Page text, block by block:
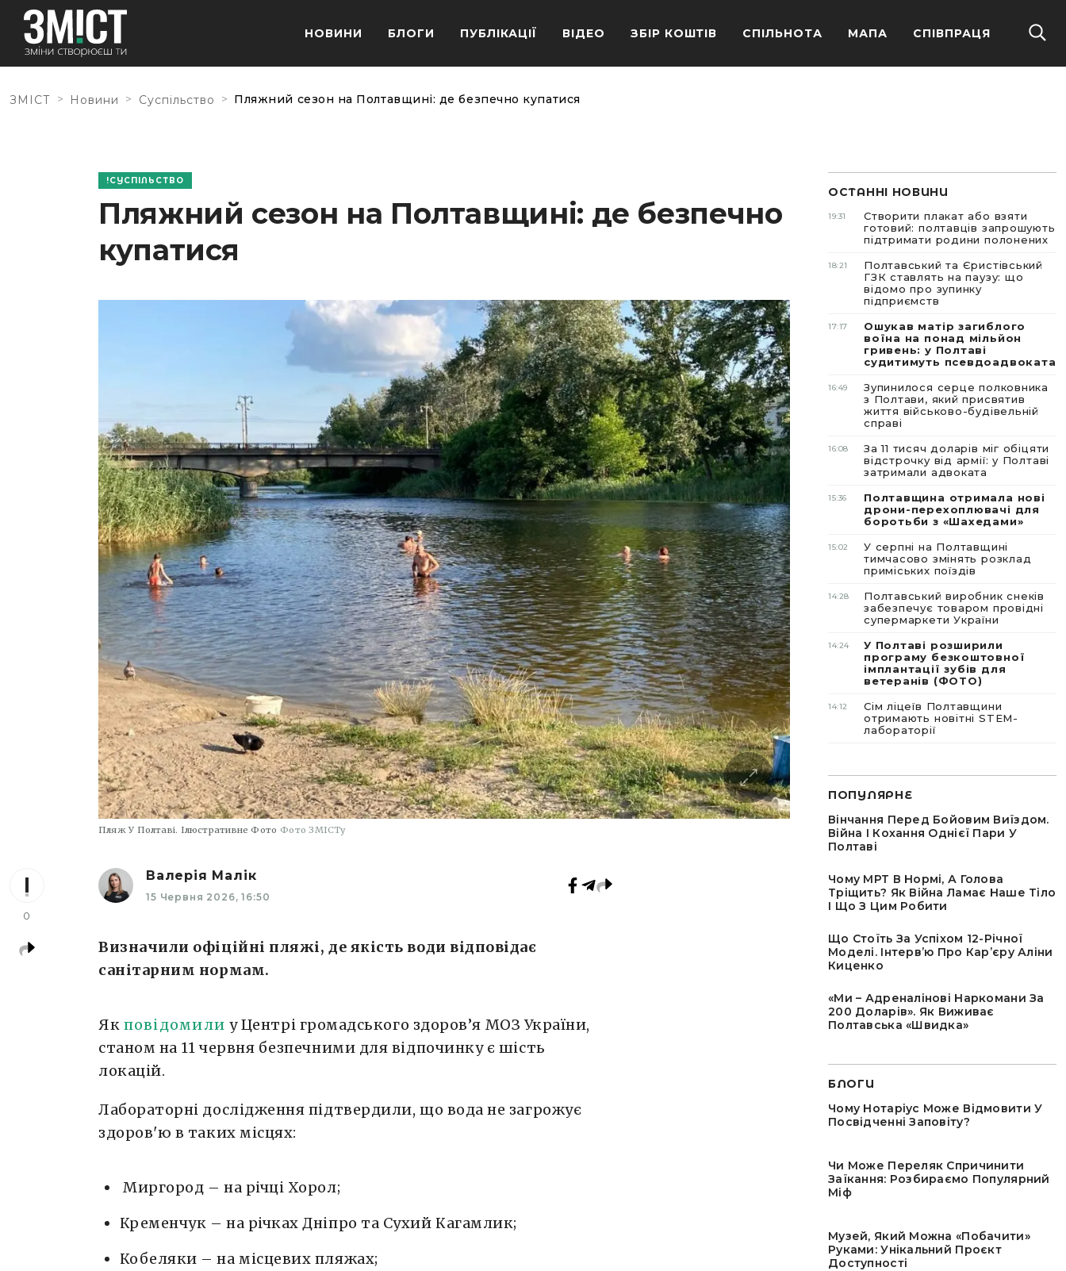
НОВИНИ БЛОГИ ПУБЛІКАЦІЇ ВІДЕО ЗБІР КОШТІВ СПІЛЬНОТА МАПА СПІВПРАЦЯ
ЗМІСТ > Новини > Суспільство > Пляжний сезон на Полтавщині: де безпечно купатися
СУСПІЛЬСТВО
Пляжний сезон на Полтавщині: де безпечно
купатися
Пляж У Полтаві. Ілюстративне Фото Фото ЗМІСТу
0
Валерія Малік
15 Червня 2026, 16:50
Визначили офіційні пляжі, де якість води відповідає
санітарним нормам.
Як повідомили у Центрі громадського здоров’я МОЗ України,
станом на 11 червня безпечними для відпочинку є шість
локацій.
Лабораторні дослідження підтвердили, що вода не загрожує
здоров'ю в таких місцях:
Миргород – на річці Хорол;
Кременчук – на річках Дніпро та Сухий Кагамлик;
Кобеляки – на місцевих пляжах;
ОСТАННІ НОВИНИ
19:31
Створити плакат або взяти
готовий: полтавців запрошують
підтримати родини полонених
18:21
Полтавський та Єристівський
ГЗК ставлять на паузу: що
відомо про зупинку
підприємств
17:17
Ошукав матір загиблого
воїна на понад мільйон
гривень: у Полтаві
судитимуть псевдоадвоката
16:49
Зупинилося серце полковника
з Полтави, який присвятив
життя військово-будівельній
справі
16:08
За 11 тисяч доларів міг обіцяти
відстрочку від армії: у Полтаві
затримали адвоката
15:36
Полтавщина отримала нові
дрони-перехоплювачі для
боротьби з «Шахедами»
15:02
У серпні на Полтавщині
тимчасово змінять розклад
приміських поїздів
14:28
Полтавський виробник снеків
забезпечує товаром провідні
супермаркети України
14:24
У Полтаві розширили
програму безкоштовної
імплантації зубів для
ветеранів (ФОТО)
14:12
Сім ліцеїв Полтавщини
отримають новітні STEM-
лабораторії
ПОПУЛЯРНЕ
Вінчання Перед Бойовим Виїздом.
Війна І Кохання Однієї Пари У
Полтаві
Чому МРТ В Нормі, А Голова
Тріщить? Як Війна Ламає Наше Тіло
І Що З Цим Робити
Що Стоїть За Успіхом 12-Річної
Моделі. Інтервʼю Про Карʼєру Аліни
Киценко
«Ми – Адреналінові Наркомани За
200 Доларів». Як Виживає
Полтавська «швидка»
БЛОГИ
Чому Нотаріус Може Відмовити У
Посвідченні Заповіту?
Чи Може Переляк Спричинити
Заїкання: Розбираємо Популярний
Міф
Музей, Який Можна «побачити»
Руками: Унікальний Проєкт
Доступності